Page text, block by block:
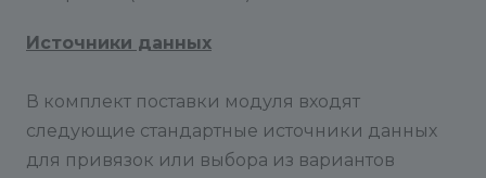
Источники данных
В комплект поставки модуля входят
следующие стандартные источники данных
для привязок или выбора из вариантов